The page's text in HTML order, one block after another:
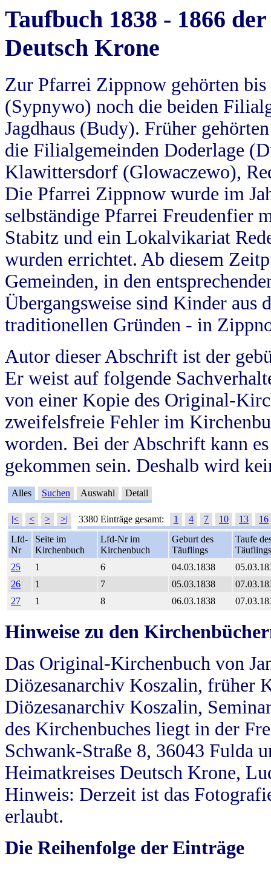
Taufbuch 1838 - 1866
Deutsch Krone
Zur Pfarrei Zippnow gehörten
(Sypnywo) noch die beiden
Jagdhaus (Budy). Früher
die Filialgemeinden Doderlage
Klawittersdorf (Glowaczewo),
Die Pfarrei Zippnow wurde im
selbständige Pfarrei Freudenfier
Stabitz und ein Lokalvikariat
wurden errichtet. Ab diesem
Gemeinden, in den
Übergangsweise sind Kinder aus
traditionellen Gründen - in
Autor dieser Abschrift ist der
Er weist auf folgende
von einer Kopie des Original-
zweifelsfreie Fehler im
worden. Bei der Abschrift kann
gekommen sein. Deshalb wird
Alles Suchen Auswahl Detail
|< < > >| 3380 Einträge gesamt: 1 4 7 10 13
16
Lfd-
Nr
Seite im
Kirchenbuch
Lfd-Nr im
Kirchenbuch
Geburt des
Täuflings
Taufe
Täuflings
25
1 6 04.03.1838
26
1 7 05.03.1838
27
1 8 06.03.1838
Hinweise zu den
Das Original-Kirchenbuch von
Diözesanarchiv Koszalin, früher
Diözesanarchiv Koszalin,
des Kirchenbuches liegt in der
Schwank-Straße 8, 36043 Fulda
Heimatkreises Deutsch Krone,
Hinweis: Derzeit ist das
erlaubt.
Die Reihenfolge der Einträge